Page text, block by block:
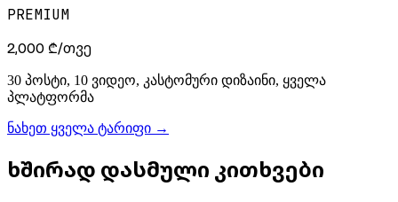
PREMIUM
2,000 ₾/თვე
30 პოსტი, 10 ვიდეო, კასტომური დიზაინი, ყველა
პლატფორმა
ნახეთ ყველა ტარიფი →
ხშირად დასმული კითხვები